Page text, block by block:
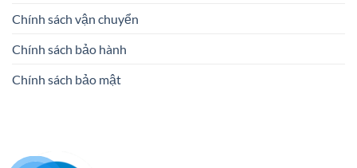
Chính sách vận chuyển
Chính sách bảo hành
Chính sách bảo mật